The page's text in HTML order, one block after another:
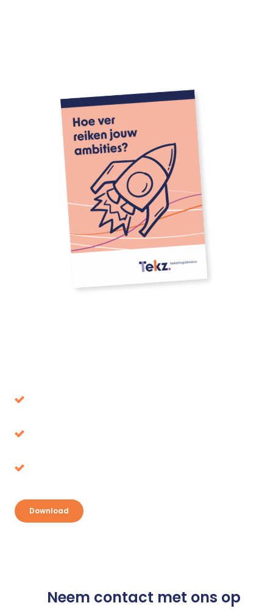
Download
Neem contact met ons op